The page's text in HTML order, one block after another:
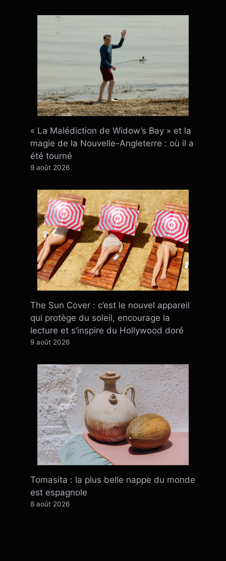
« La Malédiction de Widow’s Bay » et la
magie de la Nouvelle-Angleterre : où il a
été tourné
9 août 2026
The Sun Cover : c’est le nouvel appareil
qui protège du soleil, encourage la
lecture et s’inspire du Hollywood doré
9 août 2026
Tomasita : la plus belle nappe du monde
est espagnole
8 août 2026